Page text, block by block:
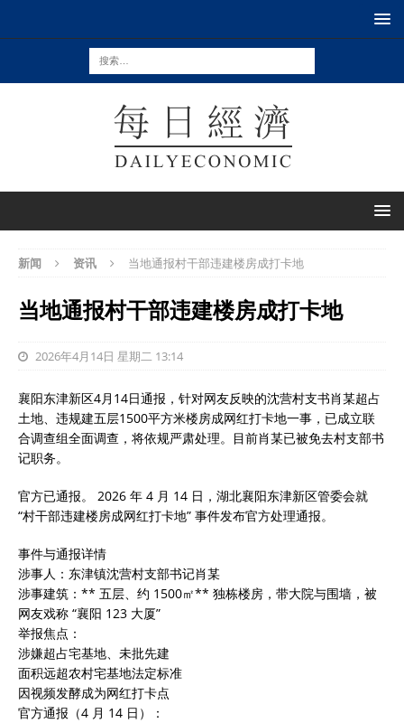
新闻 资讯 当地通报村干部违建楼房成打卡地
当地通报村干部违建楼房成打卡地
2026年4月14日 星期二 13:14
襄阳东津新区4月14日通报，针对网友反映的沈营村支书肖某超占
土地、违规建五层1500平方米楼房成网红打卡地一事，已成立联
合调查组全面调查，将依规严肃处理。目前肖某已被免去村支部书
记职务。‌‌
官方已通报。 2026 年 4 月 14 日，湖北襄阳东津新区管委会就
“村干部违建楼房成网红打卡地” 事件发布官方处理通报。
事件与通报详情
涉事人：东津镇沈营村支部书记肖某
涉事建筑：** 五层、约 1500㎡** 独栋楼房，带大院与围墙，被
网友戏称 “襄阳 123 大厦”
举报焦点：
涉嫌超占宅基地、未批先建
面积远超农村宅基地法定标准
因视频发酵成为网红打卡点
官方通报（4 月 14 日）：